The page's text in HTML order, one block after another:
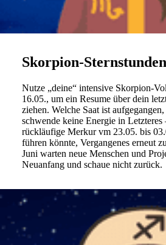
Skorpion-Sternstunden
Nutze „deine“ inten­sive Skor­pion-
16.05., um ein Resume über dein
ziehen. Welche Saat ist
schwende keine Energie in
rück­läu­fige Merkur vm 23.05. bis
führen könnte, Ver­gan­genes erneut
Juni warten neue Men­schen und
Neu­an­fang und schaue nicht zurück.